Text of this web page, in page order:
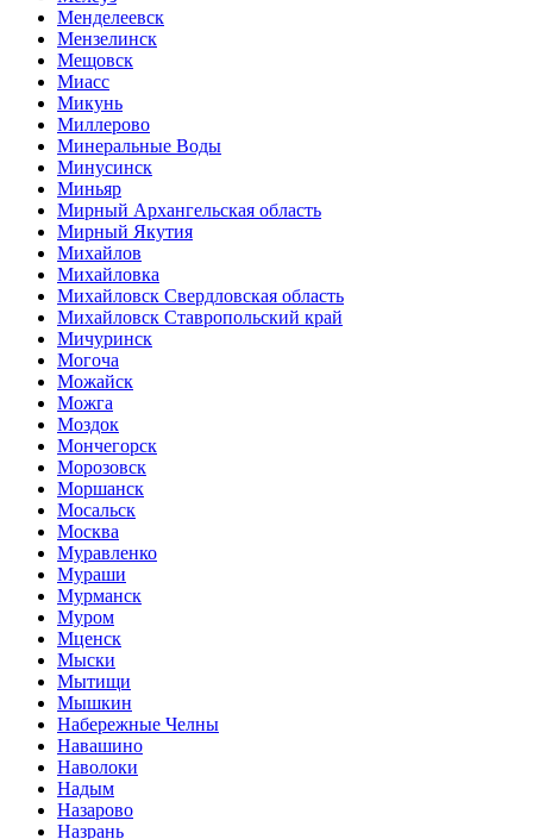
Менделеевск
Мензелинск
Мещовск
Миасс
Микунь
Миллерово
Минеральные Воды
Минусинск
Миньяр
Мирный Архангельская область
Мирный Якутия
Михайлов
Михайловка
Михайловск Свердловская область
Михайловск Ставропольский край
Мичуринск
Могоча
Можайск
Можга
Моздок
Мончегорск
Морозовск
Моршанск
Мосальск
Москва
Муравленко
Мураши
Мурманск
Муром
Мценск
Мыски
Мытищи
Мышкин
Набережные Челны
Навашино
Наволоки
Надым
Назарово
Назрань